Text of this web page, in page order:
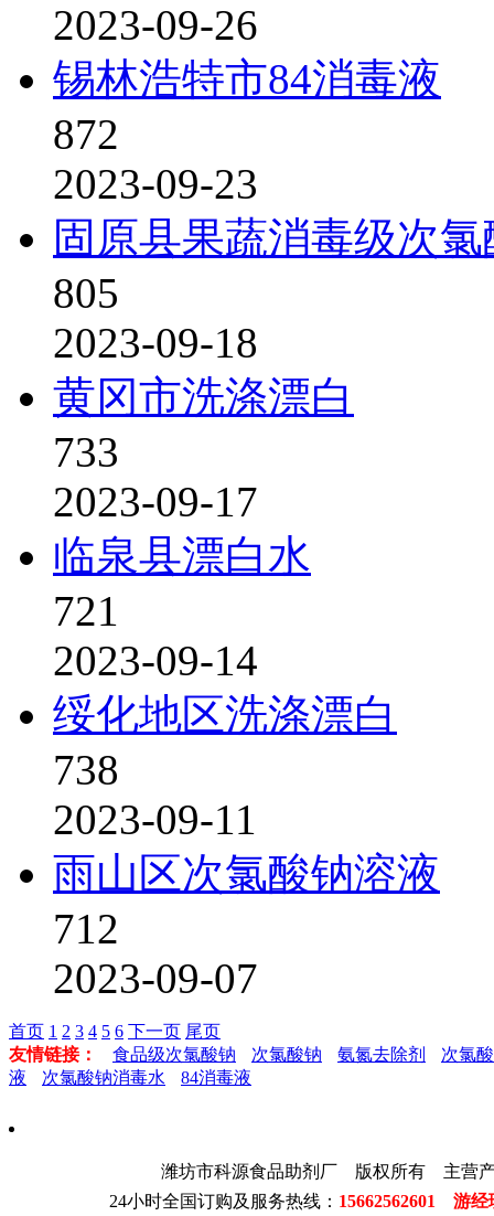
2023-09-26
锡林浩特市84消毒液
872
2023-09-23
固原县果蔬消毒级次
805
2023-09-18
黄冈市洗涤漂白
733
2023-09-17
临泉县漂白水
721
2023-09-14
绥化地区洗涤漂白
738
2023-09-11
雨山区次氯酸钠溶液
712
2023-09-07
首页 1 2 3 4 5 6 下一页 尾页
友情链接：
食品级次氯酸钠 次氯酸钠 氨氮去除剂
次氯
液
次氯酸钠消毒水 84消毒液
潍坊市科源食品助剂厂 版权所有 主营
24小时全国订购及服务热线： 15662562601 游